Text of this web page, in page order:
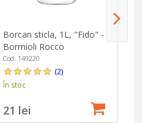
Borcan sticla, 1L, "Fido" -
Bormioli Rocco
Cod: 149220
(2)
În stoc
21 lei